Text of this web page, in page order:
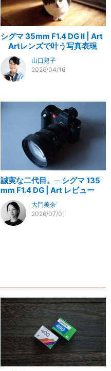
シグマ 35mm F1.4 DG II | Art
Artレンズで叶う写真表現
山口規子
2026/04/16
誠実な二代目。─ シグマ 135
mm F1.4 DG | Art レビュー
大門美奈
2026/07/01